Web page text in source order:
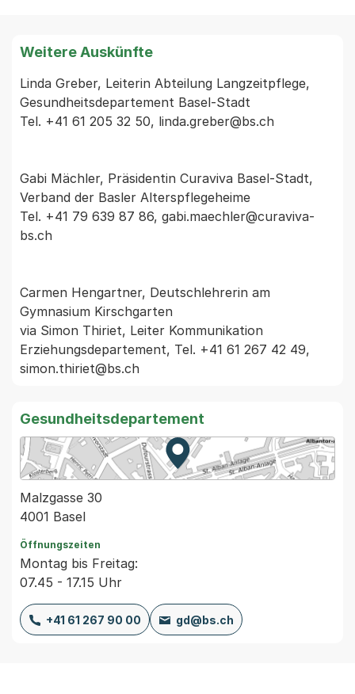
Weitere Auskünfte
Linda Greber, Leiterin Abteilung Langzeitpflege,
Gesundheitsdepartement Basel-Stadt
Tel. +41 61 205 32 50, linda.greber@bs.ch
Gabi Mächler, Präsidentin Curaviva Basel-Stadt,
Verband der Basler Alterspflegeheime
Tel. +41 79 639 87 86, gabi.maechler@curaviva-
bs.ch
Carmen Hengartner, Deutschlehrerin am
Gymnasium Kirschgarten
via Simon Thiriet, Leiter Kommunikation
Erziehungsdepartement, Tel. +41 61 267 42 49,
Gesundheitsdepartement
Zur Karte von MapBS.
Externer Link, wird in einem
Malzgasse 30
4001 Basel
Öffnungszeiten
Montag bis Freitag:
07.45 - 17.15 Uhr
+41 61 267 90 00 gd@bs.ch